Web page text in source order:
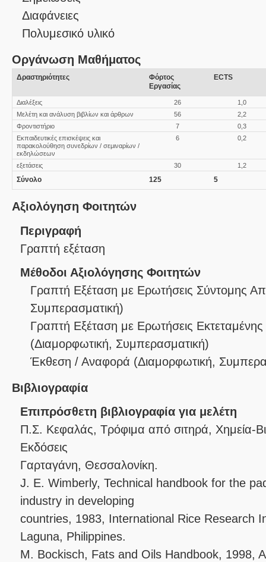
Διαφάνειες
Πολυμεσικό υλικό
Οργάνωση Μαθήματος
Δραστηριότητες
Φόρτος
Εργασίας
ECTS
Διαλέξεις 26
1,0
Μελέτη και ανάλυση βιβλίων και άρθρων
56
2,2
Φροντιστήριο
7
0,3
Εκπαιδευτικές επισκέψεις και
παρακολούθηση συνεδρίων / σεμιναρίων /
εκδηλώσεων
6 0,2
εξετάσεις 30 1,2
Σύνολο 125 5
Αξιολόγηση Φοιτητών
Περιγραφή
Γραπτή εξέταση
Μέθοδοι Αξιολόγησης Φοιτητών
Γραπτή Εξέταση με Ερωτήσεις Σύντομης
Συμπερασματική)
Γραπτή Εξέταση με Ερωτήσεις
(Διαμορφωτική, Συμπερασματική)
Έκθεση / Αναφορά (Διαμορφωτική,
Βιβλιογραφία
Επιπρόσθετη βιβλιογραφία για μελέτη
Π.Σ. Κεφαλάς, Τρόφιμα από σιτηρά, Χημεία-
Εκδόσεις
Γαρταγάνη, Θεσσαλονίκη.
J. E. Wimberly, Technical handbook for the
industry in developing
countries, 1983, International Rice Research
Laguna, Philippines.
M. Bockisch, Fats and Oils Handbook, 1998,